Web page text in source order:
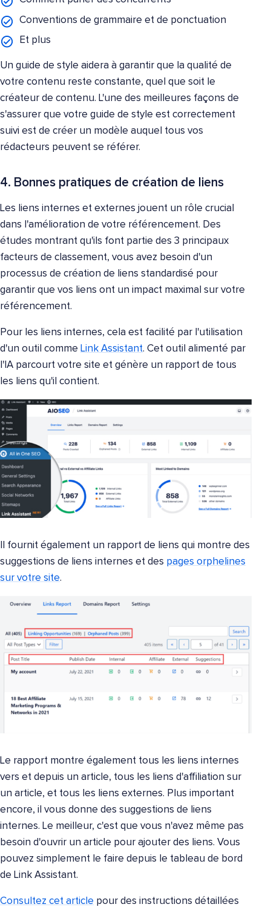
Conventions de grammaire et de ponctuation
Et plus
Un guide de style aidera à garantir que la qualité de
votre contenu reste constante, quel que soit le
créateur de contenu. L'une des meilleures façons de
s'assurer que votre guide de style est correctement
suivi est de créer un modèle auquel tous vos
rédacteurs peuvent se référer.
4. Bonnes pratiques de création de liens
Les liens internes et externes jouent un rôle crucial
dans l'amélioration de votre référencement. Des
études montrant qu'ils font partie des 3 principaux
facteurs de classement, vous avez besoin d'un
processus de création de liens standardisé pour
garantir que vos liens ont un impact maximal sur votre
référencement.
Pour les liens internes, cela est facilité par l'utilisation
d'un outil comme Link Assistant. Cet outil alimenté par
l'IA parcourt votre site et génère un rapport de tous
les liens qu'il contient.
Il fournit également un rapport de liens qui montre des
suggestions de liens internes et des pages orphelines
sur votre site.
Le rapport montre également tous les liens internes
vers et depuis un article, tous les liens d'affiliation sur
un article, et tous les liens externes. Plus important
encore, il vous donne des suggestions de liens
internes. Le meilleur, c'est que vous n'avez même pas
besoin d'ouvrir un article pour ajouter des liens. Vous
pouvez simplement le faire depuis le tableau de bord
de Link Assistant.
Consultez cet article pour des instructions détaillées